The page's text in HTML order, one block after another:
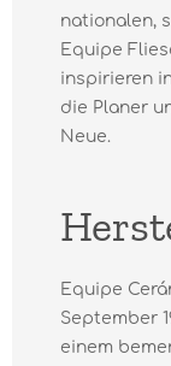
nationalen,
Equipe
inspirieren
die Planer
Neue.
Equipe
September
einem